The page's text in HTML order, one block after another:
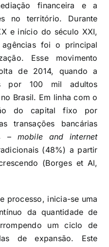
financeira e a
no território. Durante
e início do século XXI,
foi o principal
Esse movimento
de 2014, quando a
por 100 mil adultos
Brasil. Em linha com o
do capital fixo por
transações bancárias
– mobile and internet
(48%) a partir
(Borges et Al,
processo, inicia-se uma
da quantidade de
um ciclo de
de expansão. Este